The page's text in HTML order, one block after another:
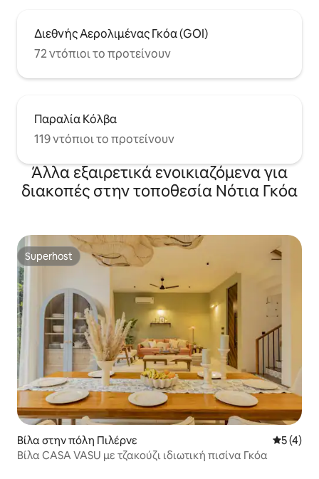
Διεθνής Αερολιμένας Γκόα (GOI)
72 ντόπιοι το προτείνουν
Παραλία Κόλβα
119 ντόπιοι το προτείνουν
Άλλα εξαιρετικά ενοικιαζόμενα για
διακοπές στην τοποθεσία Νότια Γκόα
Superhost
Superhost
Βίλα στην πόλη Πιλέρνε Μέση
5 (4)
Βίλα CASA VASU με τζακούζι ιδιωτική πισίνα Γκόα